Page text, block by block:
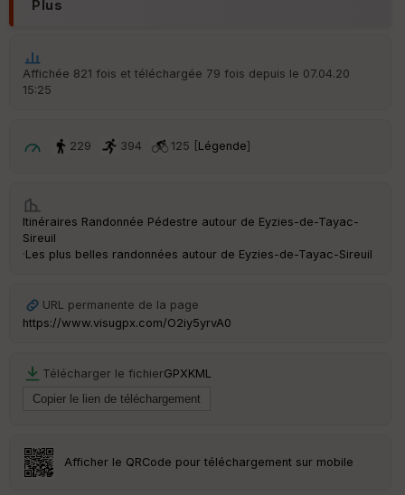
S
Plus
Affichée 821 fois et téléchargée 79 fois depuis le 07.04.20
15:25
229 394 125 [Légende]
Itinéraires Randonnée Pédestre autour de Eyzies-de-Tayac-
Sireuil
·Les plus belles randonnées autour de Eyzies-de-Tayac-Sireuil
URL permanente de la page
https://www.visugpx.com/O2iy5yrvA0
Télécharger le fichierGPXKML
Afficher le QRCode pour téléchargement sur mobile